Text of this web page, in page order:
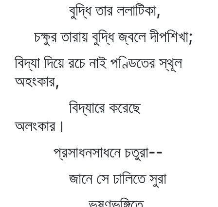
বুদ্ধি তার ললাটিকা,
চক্ষুর তারায় বুদ্ধি জ্বলে দীপশিখা;
বিদ্যা দিয়ে রচে নাই পণ্ডিতের স্থূল
অহংকার,
বিদ্যারে করেছে
অলংকার।
প্রসাধনসাধনে চতুরা--
জানে সে ঢালিতে সুরা